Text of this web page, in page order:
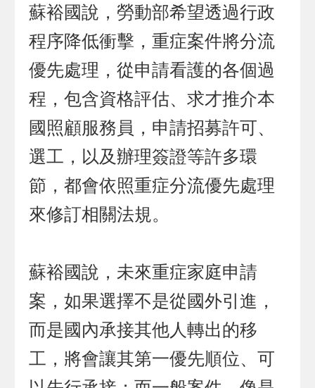
蘇裕國說，勞動部希望透過行政
程序降低衝擊，重症案件將分流
優先處理，從申請看護的各個過
程，包含資格評估、求才推介本
國照顧服務員，申請招募許可、
選工，以及辦理簽證等許多環
節，都會依照重症分流優先處理
來修訂相關法規。
蘇裕國說，未來重症家庭申請
案，如果選擇不是從國外引進，
而是國內承接其他人轉出的移
工，將會讓其第一優先順位、可